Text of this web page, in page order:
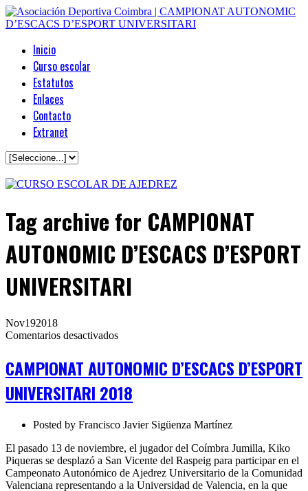
Inicio
Curso escolar
Estatutos
Enlaces
Contacto
Extranet
Tag archive for CAMPIONAT
AUTONOMIC D’ESCACS D’ESPORT
UNIVERSITARI
Nov192018
Comentarios desactivadosen
D’ESCACS
UNIVERSITARI
CAMPIONAT AUTONOMIC D’ESCACS D’ESPORT
UNIVERSITARI 2018
Posted by Francisco Javier Sigüenza Martínez
El pasado 13 de noviembre, el jugador del Coímbra Jumilla, Kiko
Piqueras se desplazó a San Vicente del Raspeig para participar en el
Campeonato Autonómico de Ajedrez Universitario de la Comunidad
Valenciana representando a la Universidad de Valencia, en la que